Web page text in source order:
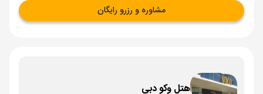
مشاوره و رزرو رایگان
هتل وکو دبی